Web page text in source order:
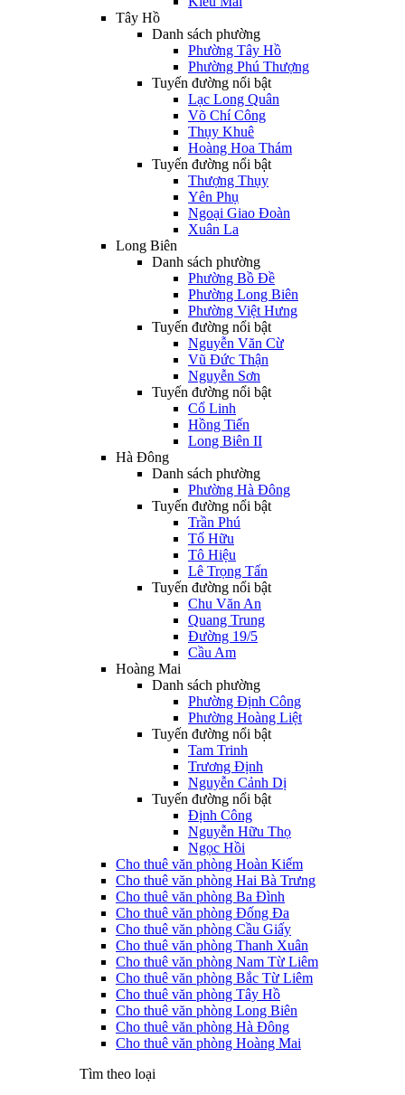
Tây Hồ
Danh sách phường
Phường Tây Hồ
Phường Phú Thượng
Tuyến đường nổi bật
Lạc Long Quân
Võ Chí Công
Thụy Khuê
Hoàng Hoa Thám
Tuyến đường nổi bật
Thượng Thụy
Yên Phụ
Ngoại Giao Đoàn
Xuân La
Long Biên
Danh sách phường
Phường Bồ Đề
Phường Long Biên
Phường Việt Hưng
Tuyến đường nổi bật
Nguyễn Văn Cừ
Vũ Đức Thận
Nguyễn Sơn
Tuyến đường nổi bật
Cổ Linh
Hồng Tiến
Long Biên II
Hà Đông
Danh sách phường
Phường Hà Đông
Tuyến đường nổi bật
Trần Phú
Tố Hữu
Tô Hiệu
Lê Trọng Tấn
Tuyến đường nổi bật
Chu Văn An
Quang Trung
Đường 19/5
Cầu Am
Hoàng Mai
Danh sách phường
Phường Định Công
Phường Hoàng Liệt
Tuyến đường nổi bật
Tam Trinh
Trương Định
Nguyễn Cảnh Dị
Tuyến đường nổi bật
Định Công
Nguyễn Hữu Thọ
Ngọc Hồi
Cho thuê văn phòng Hoàn Kiếm
Cho thuê văn phòng Hai Bà Trưng
Cho thuê văn phòng Ba Đình
Cho thuê văn phòng Đống Đa
Cho thuê văn phòng Cầu Giấy
Cho thuê văn phòng Thanh Xuân
Cho thuê văn phòng Nam Từ Liêm
Cho thuê văn phòng Bắc Từ Liêm
Cho thuê văn phòng Tây Hồ
Cho thuê văn phòng Long Biên
Cho thuê văn phòng Hà Đông
Cho thuê văn phòng Hoàng Mai
Tìm theo loại